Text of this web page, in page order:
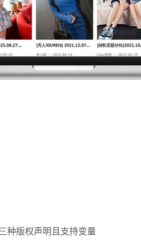
种版权声明且支持变量